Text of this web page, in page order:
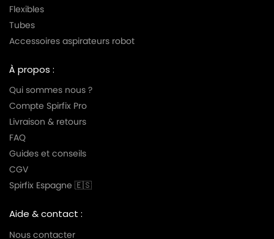
Flexibles
Tubes
Accessoires aspirateurs robot
À propos :
Qui sommes nous ?
Compte Spirfix Pro
Livraison & retours
FAQ
Guides et conseils
CGV
Spirfix Espagne 🇪🇸
Aide & contact :
Nous contacter